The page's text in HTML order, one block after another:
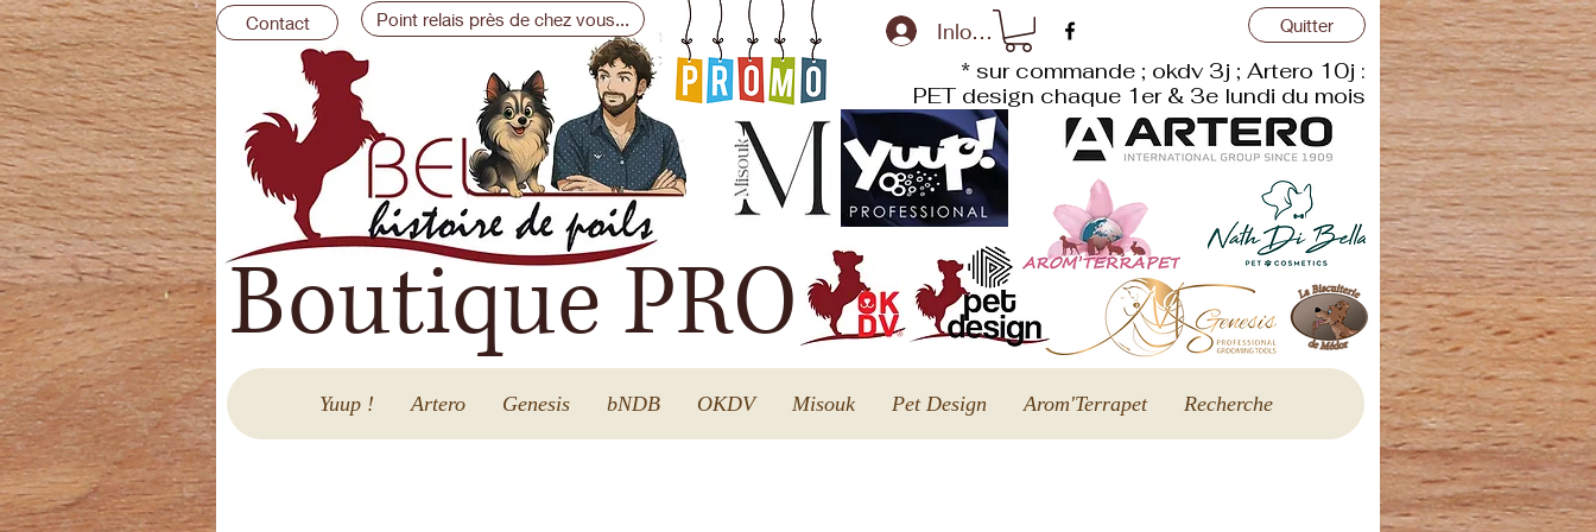
Contact Point relais près de chez vous... Inloggen
Boutique PRO
Quitter
* sur commande ; okdv 3j ; Artero 10j :
PET design chaque 1er & 3e lundi du mois
Yuup ! Artero Genesis bNDB OKDV Misouk Pet Design Arom'Terrapet Recherche